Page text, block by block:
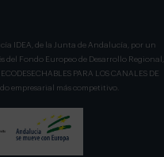
IDEA, de la Junta de Andalucía, por un
Fondo Europeo de Desarrollo Regional,
PARA LOS CANALES DE
empresarial más competitivo.